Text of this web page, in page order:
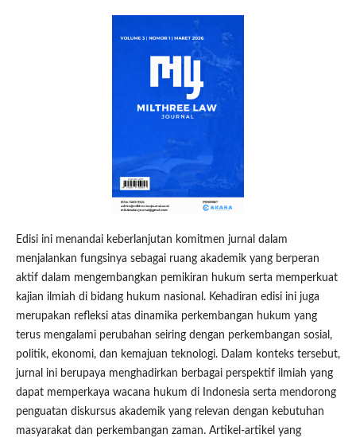
Edisi ini menandai keberlanjutan komitmen jurnal dalam
menjalankan fungsinya sebagai ruang akademik yang berperan
aktif dalam mengembangkan pemikiran hukum serta memperkuat
kajian ilmiah di bidang hukum nasional. Kehadiran edisi ini juga
merupakan refleksi atas dinamika perkembangan hukum yang
terus mengalami perubahan seiring dengan perkembangan sosial,
politik, ekonomi, dan kemajuan teknologi. Dalam konteks tersebut,
jurnal ini berupaya menghadirkan berbagai perspektif ilmiah yang
dapat memperkaya wacana hukum di Indonesia serta mendorong
penguatan diskursus akademik yang relevan dengan kebutuhan
masyarakat dan perkembangan zaman. Artikel-artikel yang